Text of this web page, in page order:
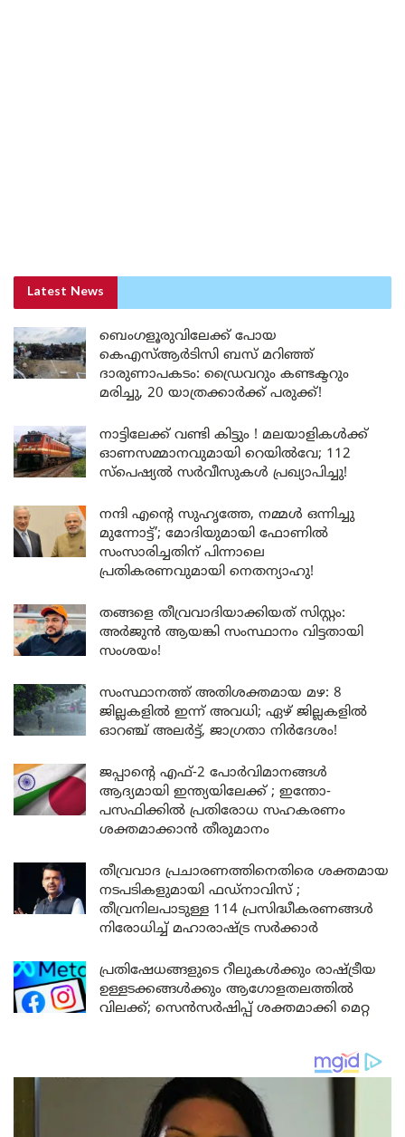
Latest News
ബെംഗളൂരുവിലേക്ക് പോയ
കെഎസ്ആർടിസി ബസ് മറിഞ്ഞ്
ദാരുണാപകടം: ഡ്രൈവറും കണ്ടക്ടറും
മരിച്ചു, 20 യാത്രക്കാർക്ക് പരുക്ക്!
നാട്ടിലേക്ക് വണ്ടി കിട്ടും ! മലയാളികൾക്ക്
ഓണസമ്മാനവുമായി റെയിൽവേ; 112
സ്പെഷ്യൽ സർവീസുകൾ പ്രഖ്യാപിച്ചു!
നന്ദി എൻ്റെ സുഹൃത്തേ, നമ്മൾ ഒന്നിച്ചു
മുന്നോട്ട്’; മോദിയുമായി ഫോണിൽ
സംസാരിച്ചതിന് പിന്നാലെ
പ്രതികരണവുമായി നെതന്യാഹു!
തങ്ങളെ തീവ്രവാദിയാക്കിയത് സിസ്റ്റം:
അർജുൻ ആയങ്കി സംസ്ഥാനം വിട്ടതായി
സംശയം!
സംസ്ഥാനത്ത് അതിശക്തമായ മഴ: 8
ജില്ലകളിൽ ഇന്ന് അവധി; ഏഴ് ജില്ലകളിൽ
ഓറഞ്ച് അലർട്ട്, ജാഗ്രതാ നിർദേശം!
ജപ്പാന്റെ എഫ്-2 പോർവിമാനങ്ങൾ
ആദ്യമായി ഇന്ത്യയിലേക്ക് ; ഇന്തോ-
പസഫിക്കിൽ പ്രതിരോധ സഹകരണം
ശക്തമാക്കാൻ തീരുമാനം
തീവ്രവാദ പ്രചാരണത്തിനെതിരെ ശക്തമായ
നടപടികളുമായി ഫഡ്നാവിസ് ;
തീവ്രനിലപാടുള്ള 114 പ്രസിദ്ധീകരണങ്ങൾ
നിരോധിച്ച് മഹാരാഷ്ട്ര സർക്കാർ
പ്രതിഷേധങ്ങളുടെ റീലുകൾക്കും രാഷ്ട്രീയ
ഉള്ളടക്കങ്ങൾക്കും ആഗോളതലത്തിൽ
വിലക്ക്; സെൻസർഷിപ്പ് ശക്തമാക്കി മെറ്റ